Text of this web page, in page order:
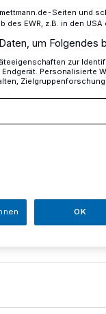
damit auch
rechtzeitig vor
Seiten und
des EWR, z.B. in den USA
um Folgendes
zur
Personalisierte
OK